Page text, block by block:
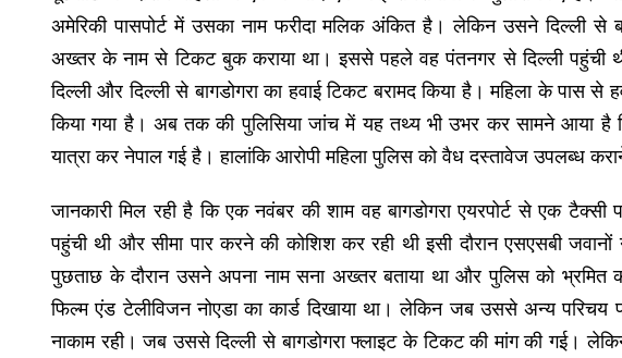
अमेरिकी पासपोर्ट में उसका नाम फरीदा मलिक अंकित है। लेकिन उसने दिल्ली से
अख्तर के नाम से टिकट बुक कराया था। इससे पहले वह पंतनगर से दिल्ली पहुंची
दिल्ली और दिल्ली से बागडोगरा का हवाई टिकट बरामद किया है। महिला के पास से
किया गया है। अब तक की पुलिसिया जांच में यह तथ्य भी उभर कर सामने आया
यात्रा कर नेपाल गई है। हालांकि आरोपी महिला पुलिस को वैध दस्तावेज उपलब्ध
जानकारी मिल रही है कि एक नवंबर की शाम वह बागडोगरा एयरपोर्ट से एक टैक्सी
पहुंची थी और सीमा पार करने की कोशिश कर रही थी इसी दौरान एसएसबी
पुछताछ के दौरान उसने अपना नाम सना अख्तर बताया था और पुलिस को
फिल्म एंड टेलीविजन नोएडा का कार्ड दिखाया था। लेकिन जब उससे अन्य परिचय
नाकाम रही। जब उससे दिल्ली से बागडोगरा फ्लाइट के टिकट की मांग की गई।